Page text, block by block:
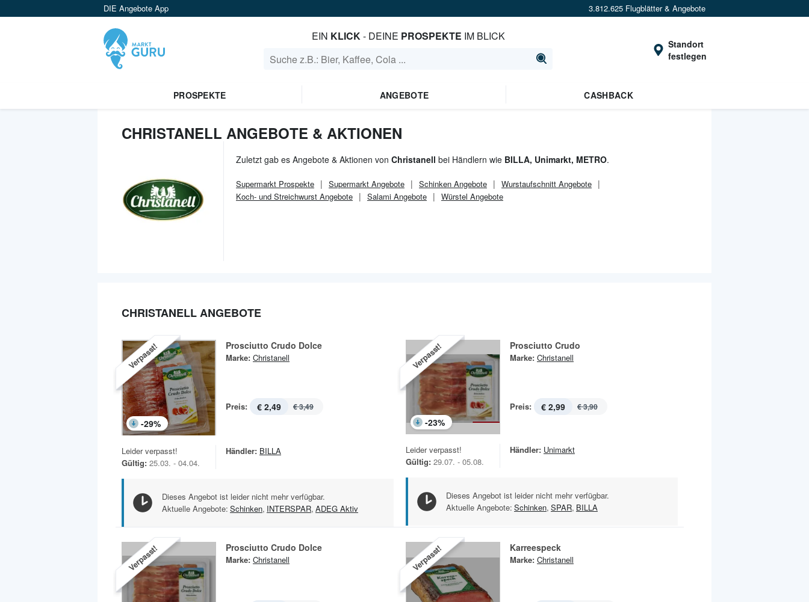
DIE Angebote App 3.812.625 Flugblätter & Angebote
EIN KLICK- DEINE PROSPEKTE IM BLICK
Standort
festlegen
PROSPEKTE ANGEBOTE CASHBACK
CHRISTANELL ANGEBOTE & AKTIONEN
Zuletzt gab es Angebote & Aktionen von Christanell bei Händlern wie BILLA, Unimarkt, METRO.
Supermarkt Prospekte Supermarkt Angebote Schinken Angebote
Wurstaufschnitt Angebote
Koch- und Streichwurst Angebote
Salami Angebote Würstel Angebote
CHRISTANELL ANGEBOTE
Verpasst!
-29%
Prosciutto Crudo Dolce
Marke: Christanell
Preis: € 2,49 € 3,49
Leider verpasst!
Gültig: 25.03. - 04.04.
Händler: BILLA
Dieses Angebot ist leider nicht mehr verfügbar.
Aktuelle Angebote: Schinken, INTERSPAR, ADEG Aktiv
Verpasst!
-23%
Prosciutto Crudo
Marke: Christanell
Preis: € 2,99 € 3,90
Leider verpasst!
Gültig: 29.07. - 05.08.
Händler: Unimarkt
Dieses Angebot ist leider nicht mehr verfügbar.
Aktuelle Angebote: Schinken, SPAR, BILLA
Verpasst! Prosciutto Crudo Dolce
Marke: Christanell Verpasst! Karreespeck
Marke: Christanell